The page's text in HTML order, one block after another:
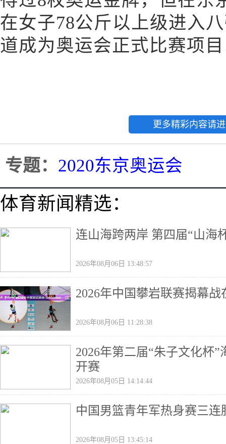
在女子78公斤以上级进入
道成为奥运会正式比赛项
更多精彩内容请
专题： 2020东京奥运会
体育新闻精选：
连山海跨两岸 第四届“山海
2026年08月06日 13:48:57
2026年中国攀岩联赛揭幕
2026年08月06日 11:28:38
2026年第二届“朱子文化杯
开赛
2026年08月05日 14:14:44
中国男篮青年军热身赛三
2026年08月05日 13:45:14